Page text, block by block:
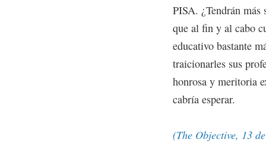
PISA. ¿Tendrán más
que al fin y al cabo
educativo bastante
traicionarles sus
honrosa y meritoria
cabría esperar.
(The Objective, 13